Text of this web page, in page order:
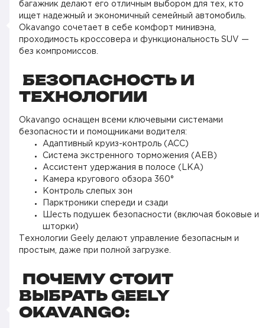
багажник делают его отличным выбором для тех, кто
ищет надежный и экономичный семейный автомобиль.
Okavango сочетает в себе комфорт минивэна,
проходимость кроссовера и функциональность SUV —
без компромиссов.
БЕЗОПАСНОСТЬ И
ТЕХНОЛОГИИ
Okavango оснащен всеми ключевыми системами
безопасности и помощниками водителя:
Адаптивный круиз-контроль (ACC)
Система экстренного торможения (AEB)
Ассистент удержания в полосе (LKA)
Камера кругового обзора 360°
Контроль слепых зон
Парктроники спереди и сзади
Шесть подушек безопасности (включая боковые и
шторки)
Технологии Geely делают управление безопасным и
простым, даже при полной загрузке.
ПОЧЕМУ СТОИТ
ВЫБРАТЬ GEELY
OKAVANGO: